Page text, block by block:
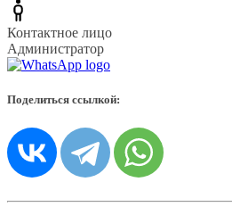
Контактное лицо
Администратор
Поделиться ссылкой: